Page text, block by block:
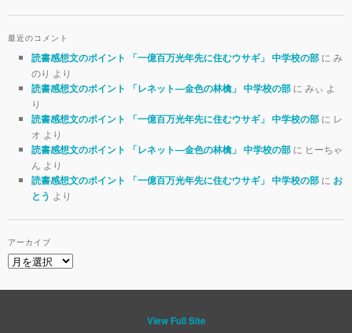
最近のコメント
読書感想文のポイント 「一億百万光年先に住むウサギ」 中学校の部に み
のり より
読書感想文のポイント 「レネット―金色の林檎」 中学校の部に みぃ よ
り
読書感想文のポイント 「一億百万光年先に住むウサギ」 中学校の部に レ
オ より
読書感想文のポイント 「レネット―金色の林檎」 中学校の部に ヒーちゃ
ん より
読書感想文のポイント 「一億百万光年先に住むウサギ」 中学校の部に お
とう より
アーカイブ
View Full Site